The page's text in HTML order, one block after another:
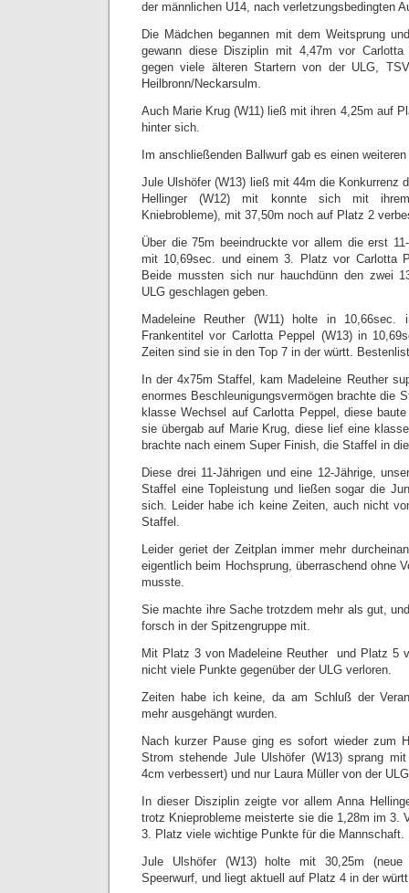
der männlichen U14, nach verletzungsbedingten
Die Mädchen begannen mit dem Weitsprung
gewann diese Disziplin mit 4,47m vor
gegen viele älteren Startern von der ULG,
Heilbronn/Neckarsulm.
Auch Marie Krug (W11) ließ mit ihren 4,25m auf
hinter sich.
Im anschließenden Ballwurf gab es einen
Jule Ulshöfer (W13) ließ mit 44m die Konkurrenz
Hellinger (W12) mit konnte sich mit
Kniebrobleme), mit 37,50m noch auf Platz 2
Über die 75m beeindruckte vor allem die erst
mit 10,69sec. und einem 3. Platz vor Carlotta
Beide mussten sich nur hauchdünn den zwei
ULG geschlagen geben.
Madeleine Reuther (W11) holte in 10,66sec.
Frankentitel vor Carlotta Peppel (W13) in
Zeiten sind sie in den Top 7 in der württ.
In der 4x75m Staffel, kam Madeleine Reuther
enormes Beschleunigungsvermögen brachte die
klasse Wechsel auf Carlotta Peppel, diese
sie übergab auf Marie Krug, diese lief eine
brachte nach einem Super Finish, die Staffel in
Diese drei 11-Jährigen und eine 12-Jährige,
Staffel eine Topleistung und ließen sogar die
sich. Leider habe ich keine Zeiten, auch nicht
Staffel.
Leider geriet der Zeitplan immer mehr
eigentlich beim Hochsprung, überraschend ohne
musste.
Sie machte ihre Sache trotzdem mehr als gut,
forsch in der Spitzengruppe mit.
Mit Platz 3 von Madeleine Reuther und Platz 5
nicht viele Punkte gegenüber der ULG verloren.
Zeiten habe ich keine, da am Schluß der
mehr ausgehängt wurden.
Nach kurzer Pause ging es sofort wieder zum
Strom stehende Jule Ulshöfer (W13) sprang
4cm verbessert) und nur Laura Müller von der
In dieser Disziplin zeigte vor allem Anna
trotz Knieprobleme meisterte sie die 1,28m im 3.
3. Platz viele wichtige Punkte für die Mannschaft.
Jule Ulshöfer (W13) holte mit 30,25m
Speerwurf, und liegt aktuell auf Platz 4 in der